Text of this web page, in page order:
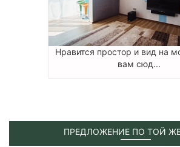
Нравится простор и вид на
вам сюд...
ПРЕДЛОЖЕНИЕ ПО ТОЙ